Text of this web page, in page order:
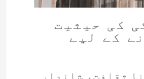
کی حیثیت
کے لیے
ثقافت، شاندار